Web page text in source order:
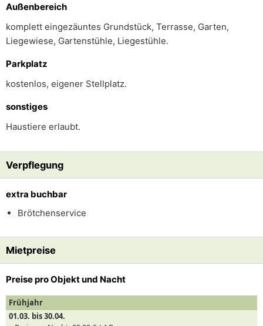
Außenbereich
komplett eingezäuntes Grundstück, Terrasse, Garten,
Liegewiese, Gartenstühle, Liegestühle.
Parkplatz
kostenlos, eigener Stellplatz.
sonstiges
Haustiere erlaubt.
Verpflegung
extra buchbar
Brötchenservice
Mietpreise
Preise pro Objekt und Nacht
Frühjahr
01.03. bis 30.04.